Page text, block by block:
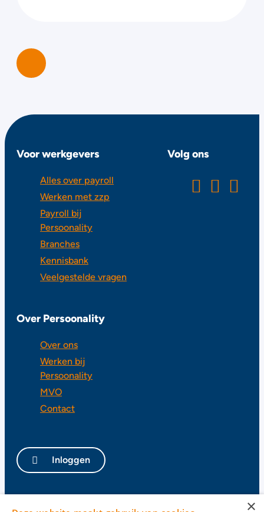
Voor werkgevers
Alles over payroll
Werken met zzp
Payroll bij
Persoonality
Branches
Kennisbank
Veelgestelde vragen
Over Persoonality
Over ons
Werken bij
Persoonality
MVO
Contact
Volg ons
Inloggen
×